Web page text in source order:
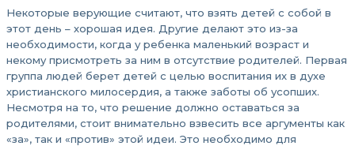
Некоторые верующие считают, что взять детей с собой в
этот день – хорошая идея. Другие делают это из-за
необходимости, когда у ребенка маленький возраст и
некому присмотреть за ним в отсутствие родителей. Первая
группа людей берет детей с целью воспитания их в духе
христианского милосердия, а также заботы об усопших.
Несмотря на то, что решение должно оставаться за
родителями, стоит внимательно взвесить все аргументы как
«за», так и «против» этой идеи. Это необходимо для